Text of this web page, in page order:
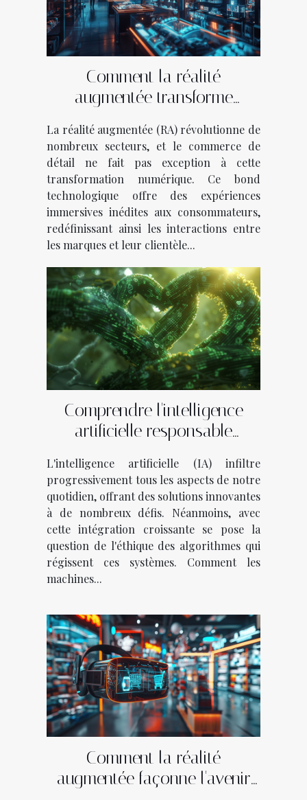
Comment la réalité
augmentée transforme
détail
La réalité augmentée (RA) révolutionne de
nombreux secteurs, et le commerce de
détail ne fait pas exception à cette
transformation numérique. Ce bond
technologique offre des expériences
immersives inédites aux consommateurs,
redéfinissant ainsi les interactions entre
les marques et leur clientèle...
Comprendre l'intelligence
artificielle responsable
peuvent être éthiques
L'intelligence artificielle (IA) infiltre
progressivement tous les aspects de notre
quotidien, offrant des solutions innovantes
à de nombreux défis. Néanmoins, avec
cette intégration croissante se pose la
question de l'éthique des algorithmes qui
régissent ces systèmes. Comment les
machines...
Comment la réalité
augmentée façonne l'avenir